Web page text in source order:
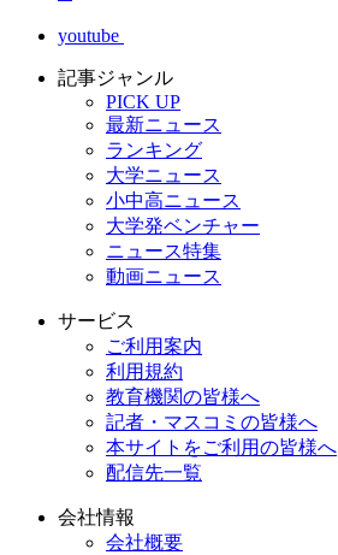
youtube
記事ジャンル
PICK UP
最新ニュース
ランキング
大学ニュース
小中高ニュース
大学発ベンチャー
ニュース特集
動画ニュース
サービス
ご利用案内
利用規約
教育機関の皆様へ
記者・マスコミの皆様へ
本サイトをご利用の皆様へ
配信先一覧
会社情報
会社概要